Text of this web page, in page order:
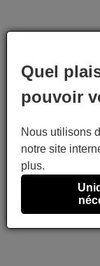
Quel
pouvoir
Nous utilisons
notre site
plus.